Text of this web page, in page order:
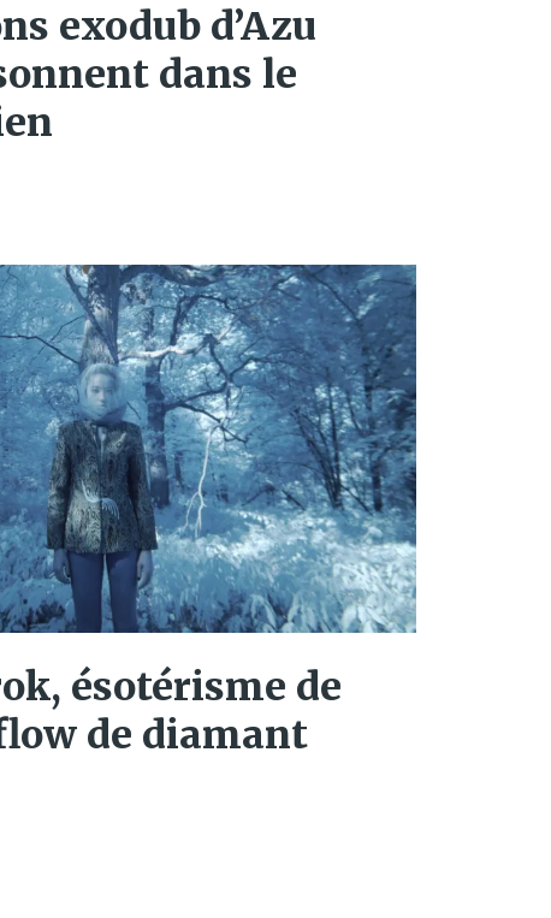
exodub d’Azu
dans le
ésotérisme de
de diamant